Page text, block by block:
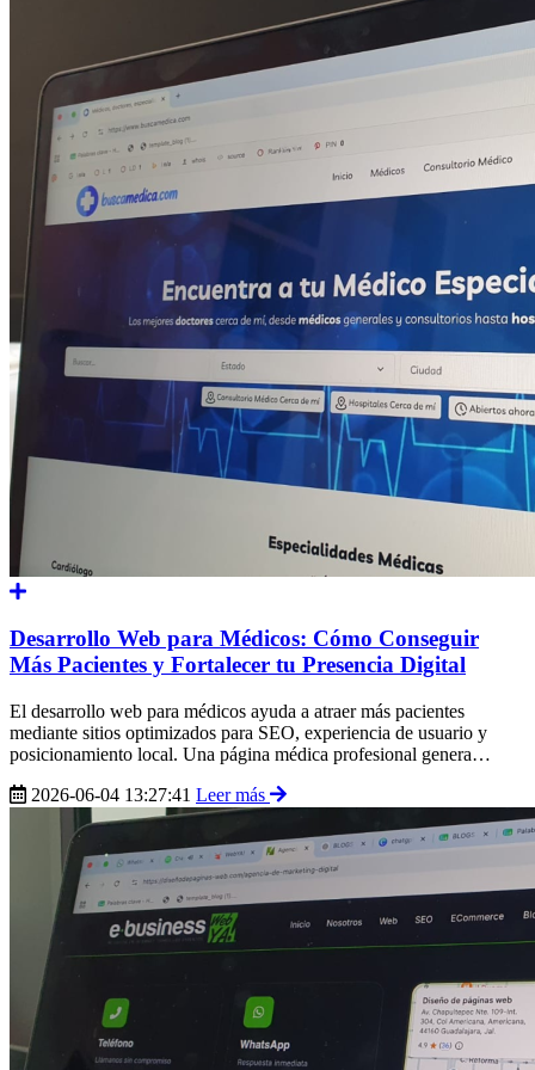
Desarrollo Web para Médicos: Cómo Conseguir
Más Pacientes y Fortalecer tu Presencia Digital
El desarrollo web para médicos ayuda a atraer más pacientes
mediante sitios optimizados para SEO, experiencia de usuario y
posicionamiento local. Una página médica profesional genera
Google y motores de inteligencia artificial. La combinación de
contenido útil, SEO y marketing médico fortalece el crecimiento
2026-06-04 13:27:41 Leer más